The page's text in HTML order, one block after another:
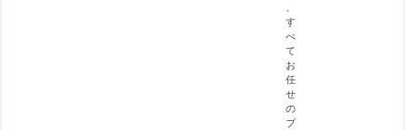
す
べ
て
お
任
せ
の
プ